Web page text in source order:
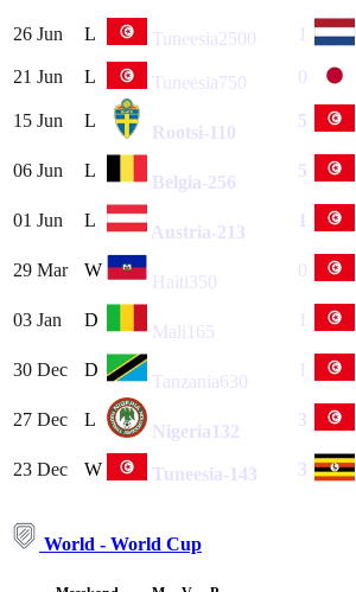
26 Jun L Tuneesia2500 1
21 Jun L Tuneesia750 0
15 Jun L
Rootsi-110
5
06 Jun L
Belgia-256
5
01 Jun L
Austria-213
1
29 Mar W
Haiti 350
0
03 Jan D
Mali 165
1
30 Dec D
Tanzania630
1
27 Dec L
Nigeria 132
3
23 Dec W Tuneesia-143 3
World - World Cup